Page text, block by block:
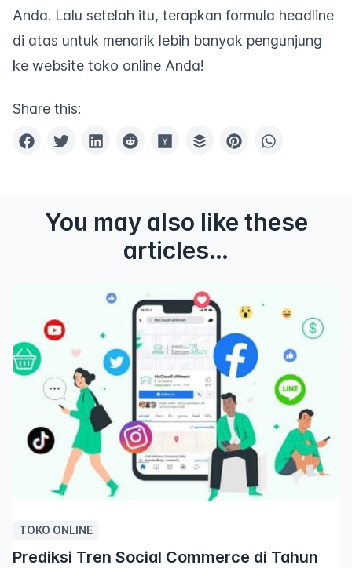
Anda. Lalu setelah itu, terapkan formula headline
di atas untuk menarik lebih banyak pengunjung
ke website toko online Anda!
Share this:
You may also like these
articles…
TOKO ONLINE
Prediksi Tren Social Commerce di Tahun